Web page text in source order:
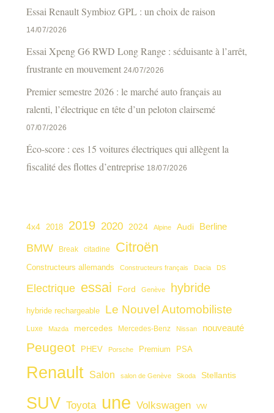
Essai Renault Symbioz GPL : un choix de raison
14/07/2026
Essai Xpeng G6 RWD Long Range : séduisante à l’arrêt,
frustrante en mouvement 24/07/2026
Premier semestre 2026 : le marché auto français au
ralenti, l’électrique en tête d’un peloton clairsemé
07/07/2026
Éco-score : ces 15 voitures électriques qui allègent la
fiscalité des flottes d’entreprise 18/07/2026
4x4 2018 2019 2020 2024 Alpine Audi Berline
BMW Break citadine Citroën
Constructeurs allemands Constructeurs français Dacia DS
Electrique essai Ford Genève hybride
hybride rechargeable Le Nouvel Automobiliste
Luxe Mazda mercedes Mercedes-Benz Nissan nouveauté
Peugeot PHEV Porsche Premium PSA
Renault Salon salon de Genève Skoda Stellantis
SUV Toyota une Volkswagen VW